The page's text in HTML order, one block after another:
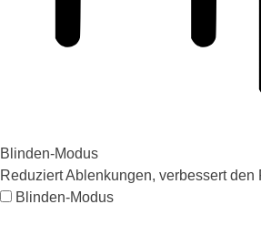
Blinden-Modus
Reduziert Ablenkungen, verbessert den
Blinden-Modus